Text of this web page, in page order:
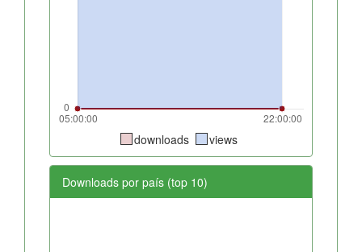
downloads views
Downloads por país (top 10)